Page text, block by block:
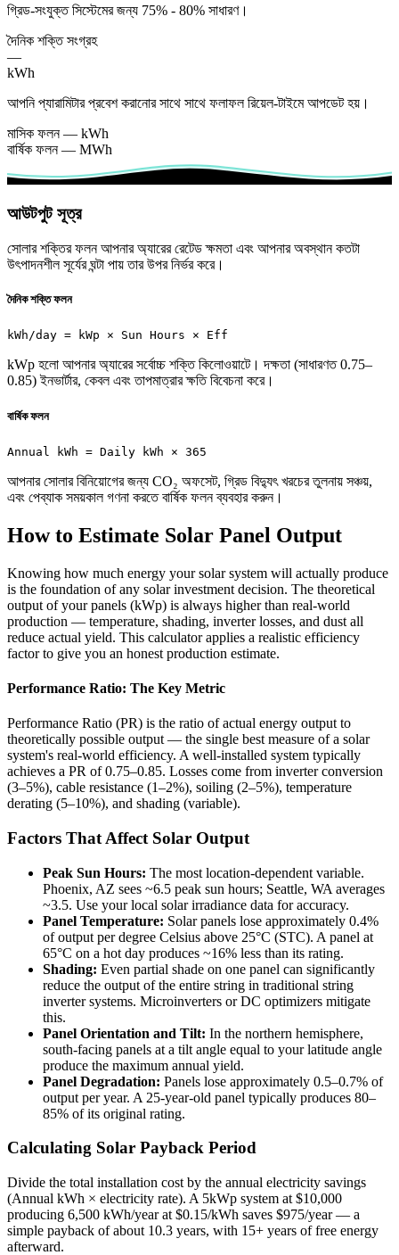
গ্রিড-সংযুক্ত সিস্টেমের জন্য 75% - 80% সাধারণ।
দৈনিক শক্তি সংগ্রহ
—
kWh
আপনি প্যারামিটার প্রবেশ করানোর সাথে সাথে ফলাফল রিয়েল-টাইমে আপডেট হয়।
মাসিক ফলন — kWh
বার্ষিক ফলন — MWh
আউটপুট সূত্র
সোলার শক্তির ফলন আপনার অ্যারের রেটেড ক্ষমতা এবং আপনার অবস্থান কতটা
উৎপাদনশীল সূর্যের ঘন্টা পায় তার উপর নির্ভর করে।
দৈনিক শক্তি ফলন
kWh/day = kWp × Sun Hours × Eff
kWp হলো আপনার অ্যারের সর্বোচ্চ শক্তি কিলোওয়াটে। দক্ষতা (সাধারণত 0.75–
0.85) ইনভার্টার, কেবল এবং তাপমাত্রার ক্ষতি বিবেচনা করে।
বার্ষিক ফলন
Annual kWh = Daily kWh × 365
আপনার সোলার বিনিয়োগের জন্য CO₂ অফসেট, গ্রিড বিদ্যুৎ খরচের তুলনায় সঞ্চয়,
এবং পেব্যাক সময়কাল গণনা করতে বার্ষিক ফলন ব্যবহার করুন।
How to Estimate Solar Panel Output
Knowing how much energy your solar system will actually produce
is the foundation of any solar investment decision. The theoretical
output of your panels (kWp) is always higher than real-world
production — temperature, shading, inverter losses, and dust all
reduce actual yield. This calculator applies a realistic efficiency
factor to give you an honest production estimate.
Performance Ratio: The Key Metric
Performance Ratio (PR) is the ratio of actual energy output to
theoretically possible output — the single best measure of a solar
system's real-world efficiency. A well-installed system typically
achieves a PR of 0.75–0.85. Losses come from inverter conversion
(3–5%), cable resistance (1–2%), soiling (2–5%), temperature
derating (5–10%), and shading (variable).
Factors That Affect Solar Output
Peak Sun Hours: The most location-dependent variable.
Phoenix, AZ sees ~6.5 peak sun hours; Seattle, WA averages
~3.5. Use your local solar irradiance data for accuracy.
Panel Temperature: Solar panels lose approximately 0.4%
of output per degree Celsius above 25°C (STC). A panel at
65°C on a hot day produces ~16% less than its rating.
Shading: Even partial shade on one panel can significantly
reduce the output of the entire string in traditional string
inverter systems. Microinverters or DC optimizers mitigate
this.
Panel Orientation and Tilt: In the northern hemisphere,
south-facing panels at a tilt angle equal to your latitude angle
produce the maximum annual yield.
Panel Degradation: Panels lose approximately 0.5–0.7% of
output per year. A 25-year-old panel typically produces 80–
85% of its original rating.
Calculating Solar Payback Period
Divide the total installation cost by the annual electricity savings
(Annual kWh × electricity rate). A 5kWp system at $10,000
producing 6,500 kWh/year at $0.15/kWh saves $975/year — a
simple payback of about 10.3 years, with 15+ years of free energy
afterward.